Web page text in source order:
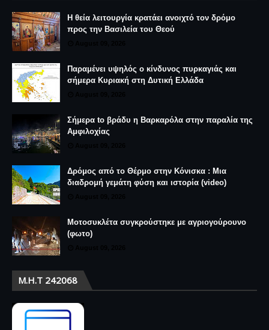
Η θεία λειτουργία κρατάει ανοιχτό τον δρόμο
προς την Βασιλεία του Θεού
Παραμένει υψηλός ο κίνδυνος πυρκαγιάς και
σήμερα Κυριακή στη Δυτική Ελλάδα
Σήμερα to βράδυ η Βαρκαρόλα στην παραλία της
Αμφιλοχίας
Δρόμος από το Θέρμο στην Κόνισκα : Μια
διαδρομή γεμάτη φύση και ιστορία (video)
Μοτοσυκλέτα συγκρούστηκε με αγριογούρουνο
(φωτο)
Μ.Η.Τ 242068